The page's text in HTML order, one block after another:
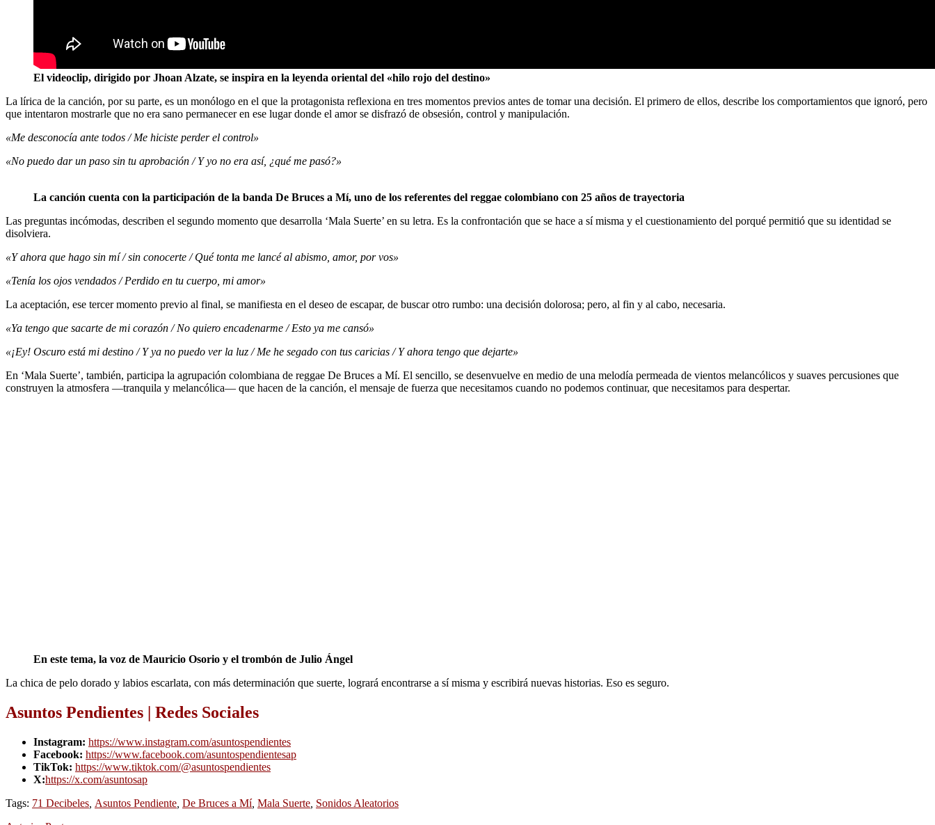
El videoclip, dirigido por Jhoan Alzate, se inspira en la leyenda oriental del «hilo rojo del destino»
La lírica de la canción, por su parte, es un monólogo en el que la protagonista reflexiona en tres momentos previos antes de tomar una decisión. El primero de ellos, describe los comportamientos que ignoró, pero
que intentaron mostrarle que no era sano permanecer en ese lugar donde el amor se disfrazó de obsesión, control y manipulación.
«Me desconocía ante todos / Me hiciste perder el control»
«No puedo dar un paso sin tu aprobación / Y yo no era así, ¿qué me pasó?»
La canción cuenta con la participación de la banda De Bruces a Mí, uno de los referentes del reggae colombiano con 25 años de trayectoria
Las preguntas incómodas, describen el segundo momento que desarrolla ‘Mala Suerte’ en su letra. Es la confrontación que se hace a sí misma y el cuestionamiento del porqué permitió que su identidad se
disolviera.
«Y ahora que hago sin mí / sin conocerte / Qué tonta me lancé al abismo, amor, por vos»
«Tenía los ojos vendados / Perdido en tu cuerpo, mi amor»
La aceptación, ese tercer momento previo al final, se manifiesta en el deseo de escapar, de buscar otro rumbo: una decisión dolorosa; pero, al fin y al cabo, necesaria.
«Ya tengo que sacarte de mi corazón / No quiero encadenarme / Esto ya me cansó»
«¡Ey! Oscuro está mi destino / Y ya no puedo ver la luz / Me he segado con tus caricias / Y ahora tengo que dejarte»
En ‘Mala Suerte’, también, participa la agrupación colombiana de reggae De Bruces a Mí. El sencillo, se desenvuelve en medio de una melodía permeada de vientos melancólicos y suaves percusiones que
construyen la atmosfera ―tranquila y melancólica― que hacen de la canción, el mensaje de fuerza que necesitamos cuando no podemos continuar, que necesitamos para despertar.
En este tema, la voz de Mauricio Osorio y el trombón de Julio Ángel
La chica de pelo dorado y labios escarlata, con más determinación que suerte, logrará encontrarse a sí misma y escribirá nuevas historias. Eso es seguro.
Asuntos Pendientes | Redes Sociales
Instagram: https://www.instagram.com/asuntospendientes
Facebook: https://www.facebook.com/asuntospendientesap
TikTok: https://www.tiktok.com/@asuntospendientes
X:https://x.com/asuntosap
Tags: 71 Decibeles Asuntos Pendiente De Bruces a Mí, Mala Suerte Sonidos Aleatorios